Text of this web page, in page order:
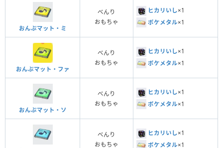
おんぷマット・ミ
べんり
おもちゃ
ヒカリいし×1
ポケメタル×1
おんぷマット・ファ
べんり
おもちゃ
ヒカリいし×1
ポケメタル×1
おんぷマット・ソ
べんり
おもちゃ
ヒカリいし×1
ポケメタル×1
べんり
おもちゃ
ヒカリいし×1
ポケメタル×1